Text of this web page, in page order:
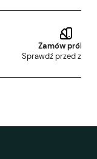
Zamów próbkę
Sprawdź przed